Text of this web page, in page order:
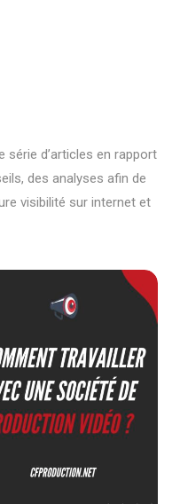
d’articles en rapport
des analyses afin de
visibilité sur internet et